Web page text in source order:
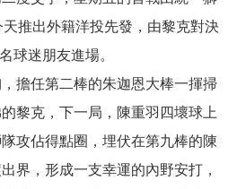
推出外籍洋投先發，由黎克對決
球迷朋友進場。
擔任第二棒的朱迦恩大棒一揮掃
黎克，下一局，陳重羽四壞球上
攻佔得點圈，埋伏在第九棒的陳
界，形成一支幸運的內野安打，